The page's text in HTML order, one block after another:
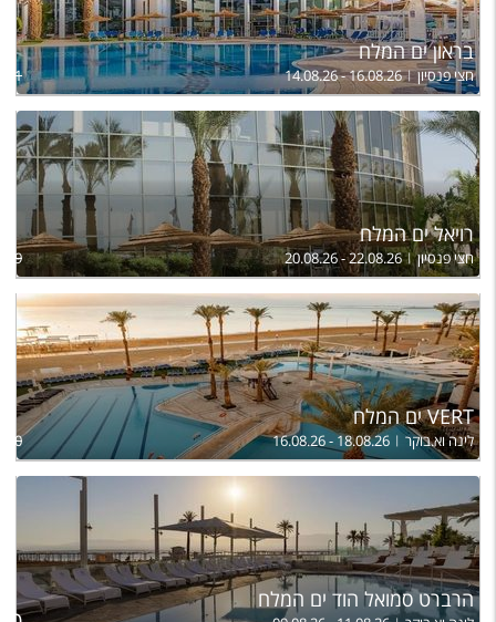
בראון ים המלח
חצי פנסיון 14.08.26 - 16.08.26
רויאל ים המלח
חצי פנסיון 20.08.26 - 22.08.26
VERT ים המלח
לינה וא.בוקר 16.08.26 - 18.08.26
הרברט סמואל הוד ים המלח